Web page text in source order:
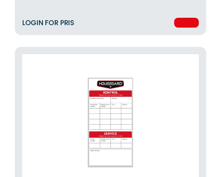
LOGIN FOR PRIS